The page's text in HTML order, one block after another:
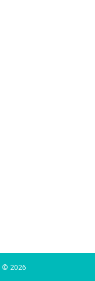
© 2026